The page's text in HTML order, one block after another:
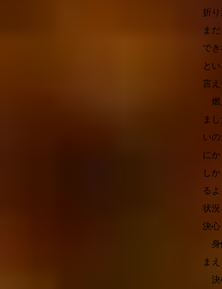
折
ま
で
と
言
燃
ま
い
に
し
る
状
決
身
ま
決